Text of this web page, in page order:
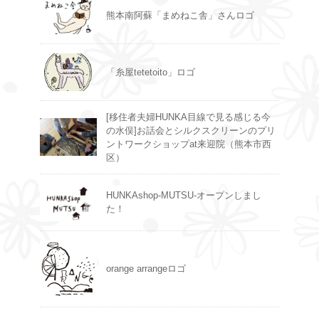
熊本南阿蘇「まめねこ舎」さんロゴ
「糸屋tetetoito」ロゴ
[移住者夫婦HUNKA目線で見る感じる今
の水俣]お話会とシルクスクリーンのプリ
ントワークショップat来迎院（熊本市西
区）
HUNKAshop-MUTSU-オープンしまし
た！
orange arrangeロゴ